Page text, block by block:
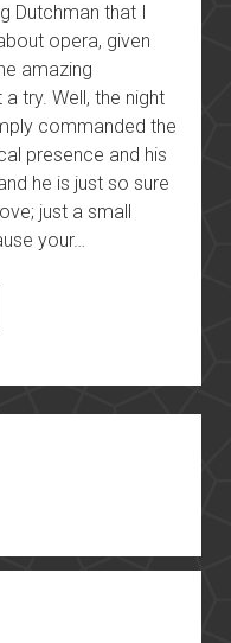
Dutchman that I
opera, given
amazing
try. Well, the night
commanded the
presence and his
he is just so sure
just a small
your…